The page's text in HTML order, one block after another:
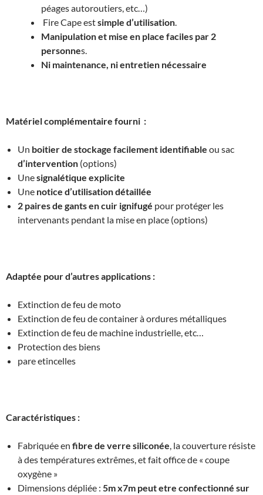
péages autoroutiers, etc…)
Fire Cape estsimple d’utilisation
Manipulation et mise en place faciles par 2
personnes.
Ni maintenance, ni entretien nécessaire
Matériel complémentaire fourni :
Un boitier de stockage facilement identifiable ou sac
d’intervention (options)
Unesignalétique explicite
Une notice d’utilisation détaillée
2 paires de gants en cuir ignifugé pour protéger les
intervenants pendant la mise en place (options)
Adaptée pour d’autres applications :
Extinction de feu de moto
Extinction de feu de container à ordures métalliques
Extinction de feu de machine industrielle, etc…
Protection des biens
pare etincelles
Caractéristiques :
Fabriquée en fibre de verre siliconée , la couverture résiste
à des températures extrêmes, et fait office de « coupe
oxygène »
Dimensions dépliée : 5m x7m peut etre confectionné sur